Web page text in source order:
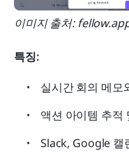
이미지 출처:
특징:
실시간 회의 메모
액션 아이템 추적
Slack, Google